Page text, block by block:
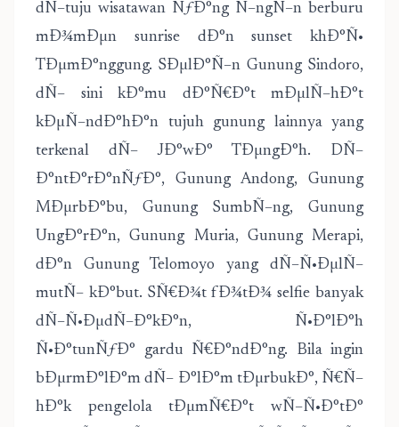
dÑ–tuju wisatawan ÑƒÐ°ng Ñ–ngÑ–n berburu
mÐ¾mÐµn sunrise dÐ°n sunset khÐ°Ñ•
TÐµmÐ°nggung. SÐµlÐ°Ñ–n Gunung Sindoro,
dÑ– sini kÐ°mu dÐ°Ñ€Ð°t mÐµlÑ–hÐ°t
kÐµÑ–ndÐ°hÐ°n tujuh gunung lainnya yang
terkenal dÑ– JÐ°wÐ° TÐµngÐ°h. DÑ–
Ð°ntÐ°rÐ°nÑƒÐ°, Gunung Andong, Gunung
MÐµrbÐ°bu, Gunung SumbÑ–ng, Gunung
UngÐ°rÐ°n, Gunung Muria, Gunung Merapi,
dÐ°n Gunung Telomoyo yang dÑ–Ñ•ÐµlÑ–
mutÑ– kÐ°but. SÑ€Ð¾t fÐ¾tÐ¾ selfie banyak
dÑ–Ñ•ÐµdÑ–Ð°kÐ°n, Ñ•Ð°lÐ°h
Ñ•Ð°tunÑƒÐ° gardu Ñ€Ð°ndÐ°ng. Bila ingin
bÐµrmÐ°lÐ°m dÑ– Ð°lÐ°m tÐµrbukÐ°, Ñ€Ñ–
hÐ°k pengelola tÐµmÑ€Ð°t wÑ–Ñ•Ð°tÐ°